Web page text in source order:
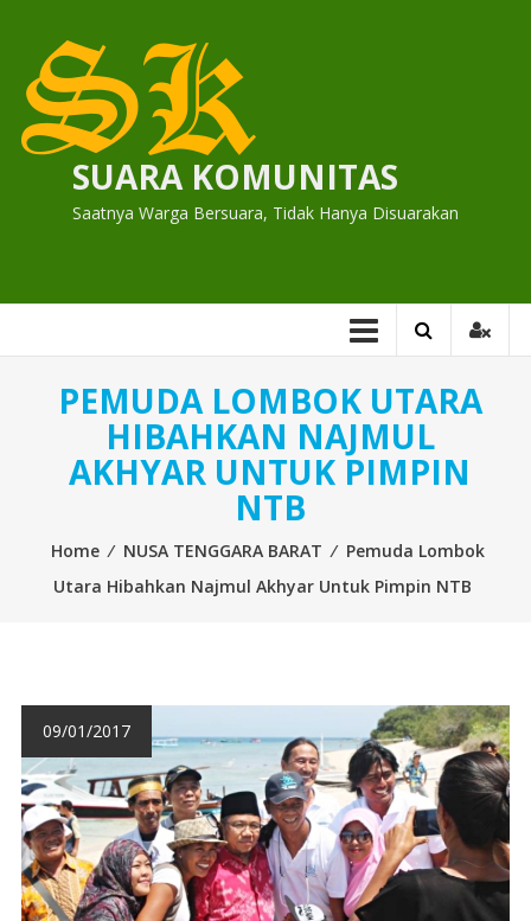
content
SUARA KOMUNITAS
Saatnya Warga Bersuara, Tidak Hanya Disuarakan
PEMUDA LOMBOK UTARA
HIBAHKAN NAJMUL
AKHYAR UNTUK PIMPIN
NTB
Home ⁄ NUSA TENGGARA BARAT ⁄ Pemuda Lombok
Utara Hibahkan Najmul Akhyar Untuk Pimpin NTB
09/01/2017